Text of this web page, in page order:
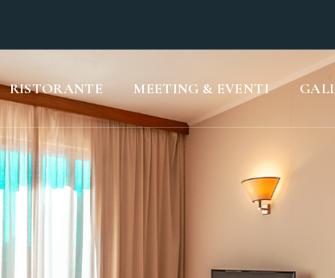
RISTORANTE MEETING & EVENTI